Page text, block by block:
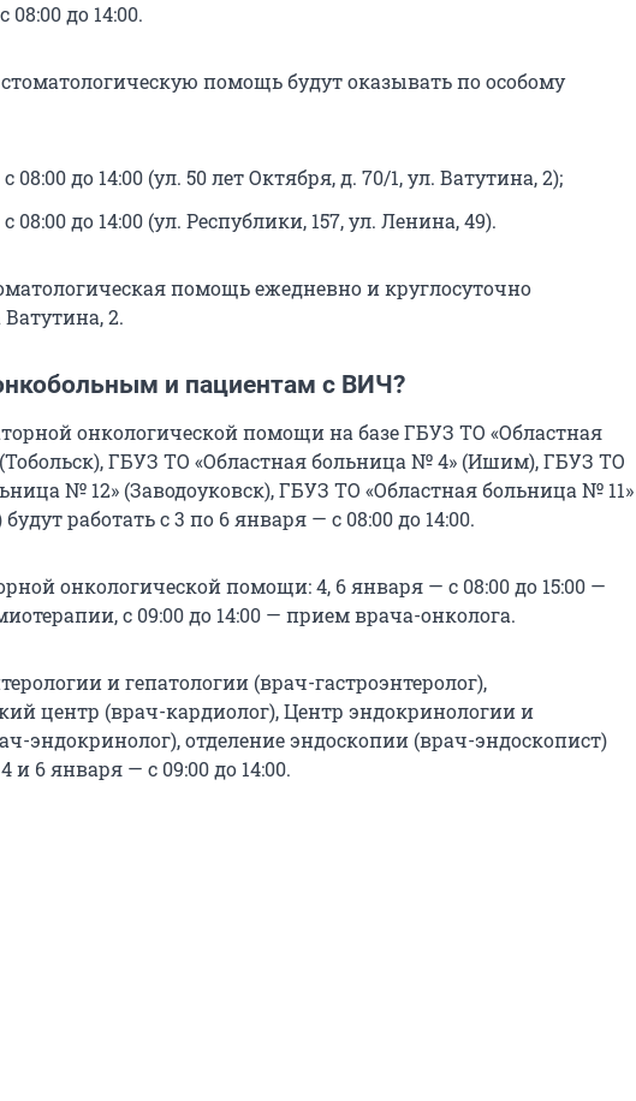
08:00 до 14:00.
помощь будут оказывать по особому
08:00 до 14:00 (ул. 50 лет Октября, д. 70/1, ул. Ватутина, 2);
08:00 до 14:00 (ул. Республики, 157, ул. Ленина, 49).
помощь ежедневно и круглосуточно
2.
и пациентам с ВИЧ?
онкологической помощи на базе ГБУЗ ТО «Областная
ГБУЗ ТО «Областная больница № 4» (Ишим), ГБУЗ ТО
№ 12» (Заводоуковск), ГБУЗ ТО «Областная больница № 11»
работать с 3 по 6 января — с 08:00 до 14:00.
онкологической помощи: 4, 6 января — с 08:00 до 15:00 —
с 09:00 до 14:00 — прием врача-онколога.
и гепатологии (врач-гастроэнтеролог),
центр (врач-кардиолог), Центр эндокринологии и
эндокринолог), отделение эндоскопии (врач-эндоскопист)
и 6 января — с 09:00 до 14:00.